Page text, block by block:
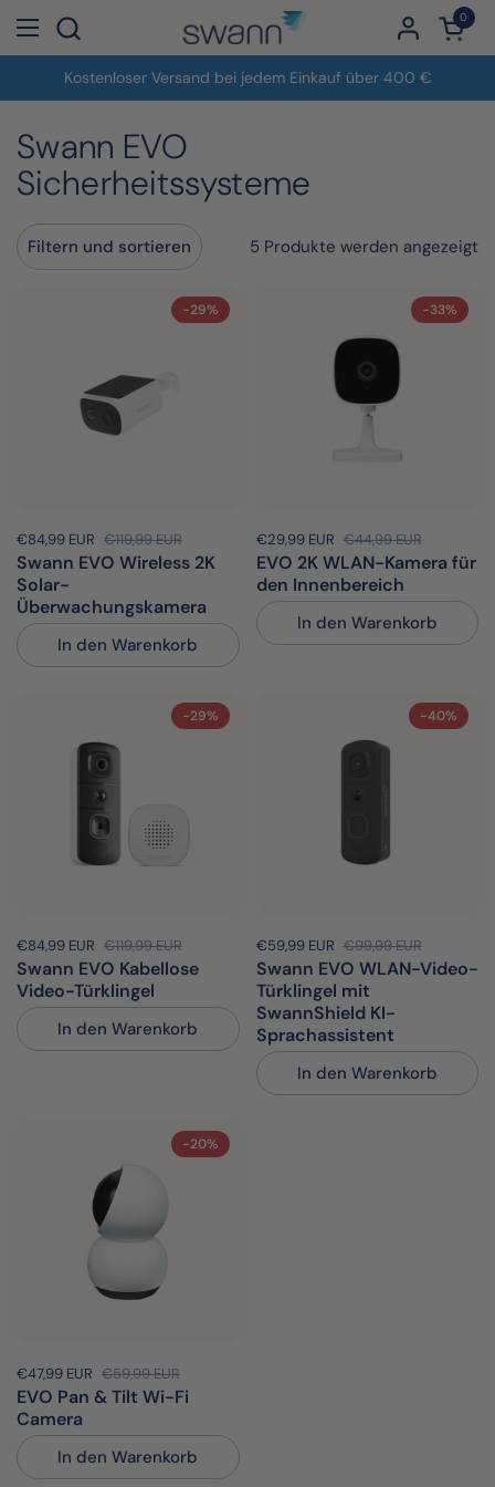
0
Menü öffnen
Kostenloser Versand bei jedem Einkauf über 400 €
Swann EVO
Sicherheitssysteme
Filtern und sortieren 5 Produkte werden angezeigt
Sale-Preis:
€84,99 EUR Regulärer Preis:
€119,99 EUR
Swann EVO Wireless 2K
Solar-
Überwachungskamera
In den Warenkorb
-29%
Sale-Preis:
€29,99 EUR Regulärer Preis:
€44,99 EUR
EVO 2K WLAN-Kamera für
den Innenbereich
In den Warenkorb
-33%
Sale-Preis:
€84,99 EUR Regulärer Preis:
€119,99 EUR
Swann EVO Kabellose
Video-Türklingel
In den Warenkorb
-29%
Sale-Preis:
€59,99 EUR Regulärer Preis:
€99,99 EUR
Swann EVO WLAN-Video-
Türklingel mit
SwannShield KI-
Sprachassistent
In den Warenkorb
-40%
Sale-Preis:
€47,99 EUR Regulärer Preis:
€59,99 EUR
EVO Pan & Tilt Wi-Fi
Camera
In den Warenkorb
-20%